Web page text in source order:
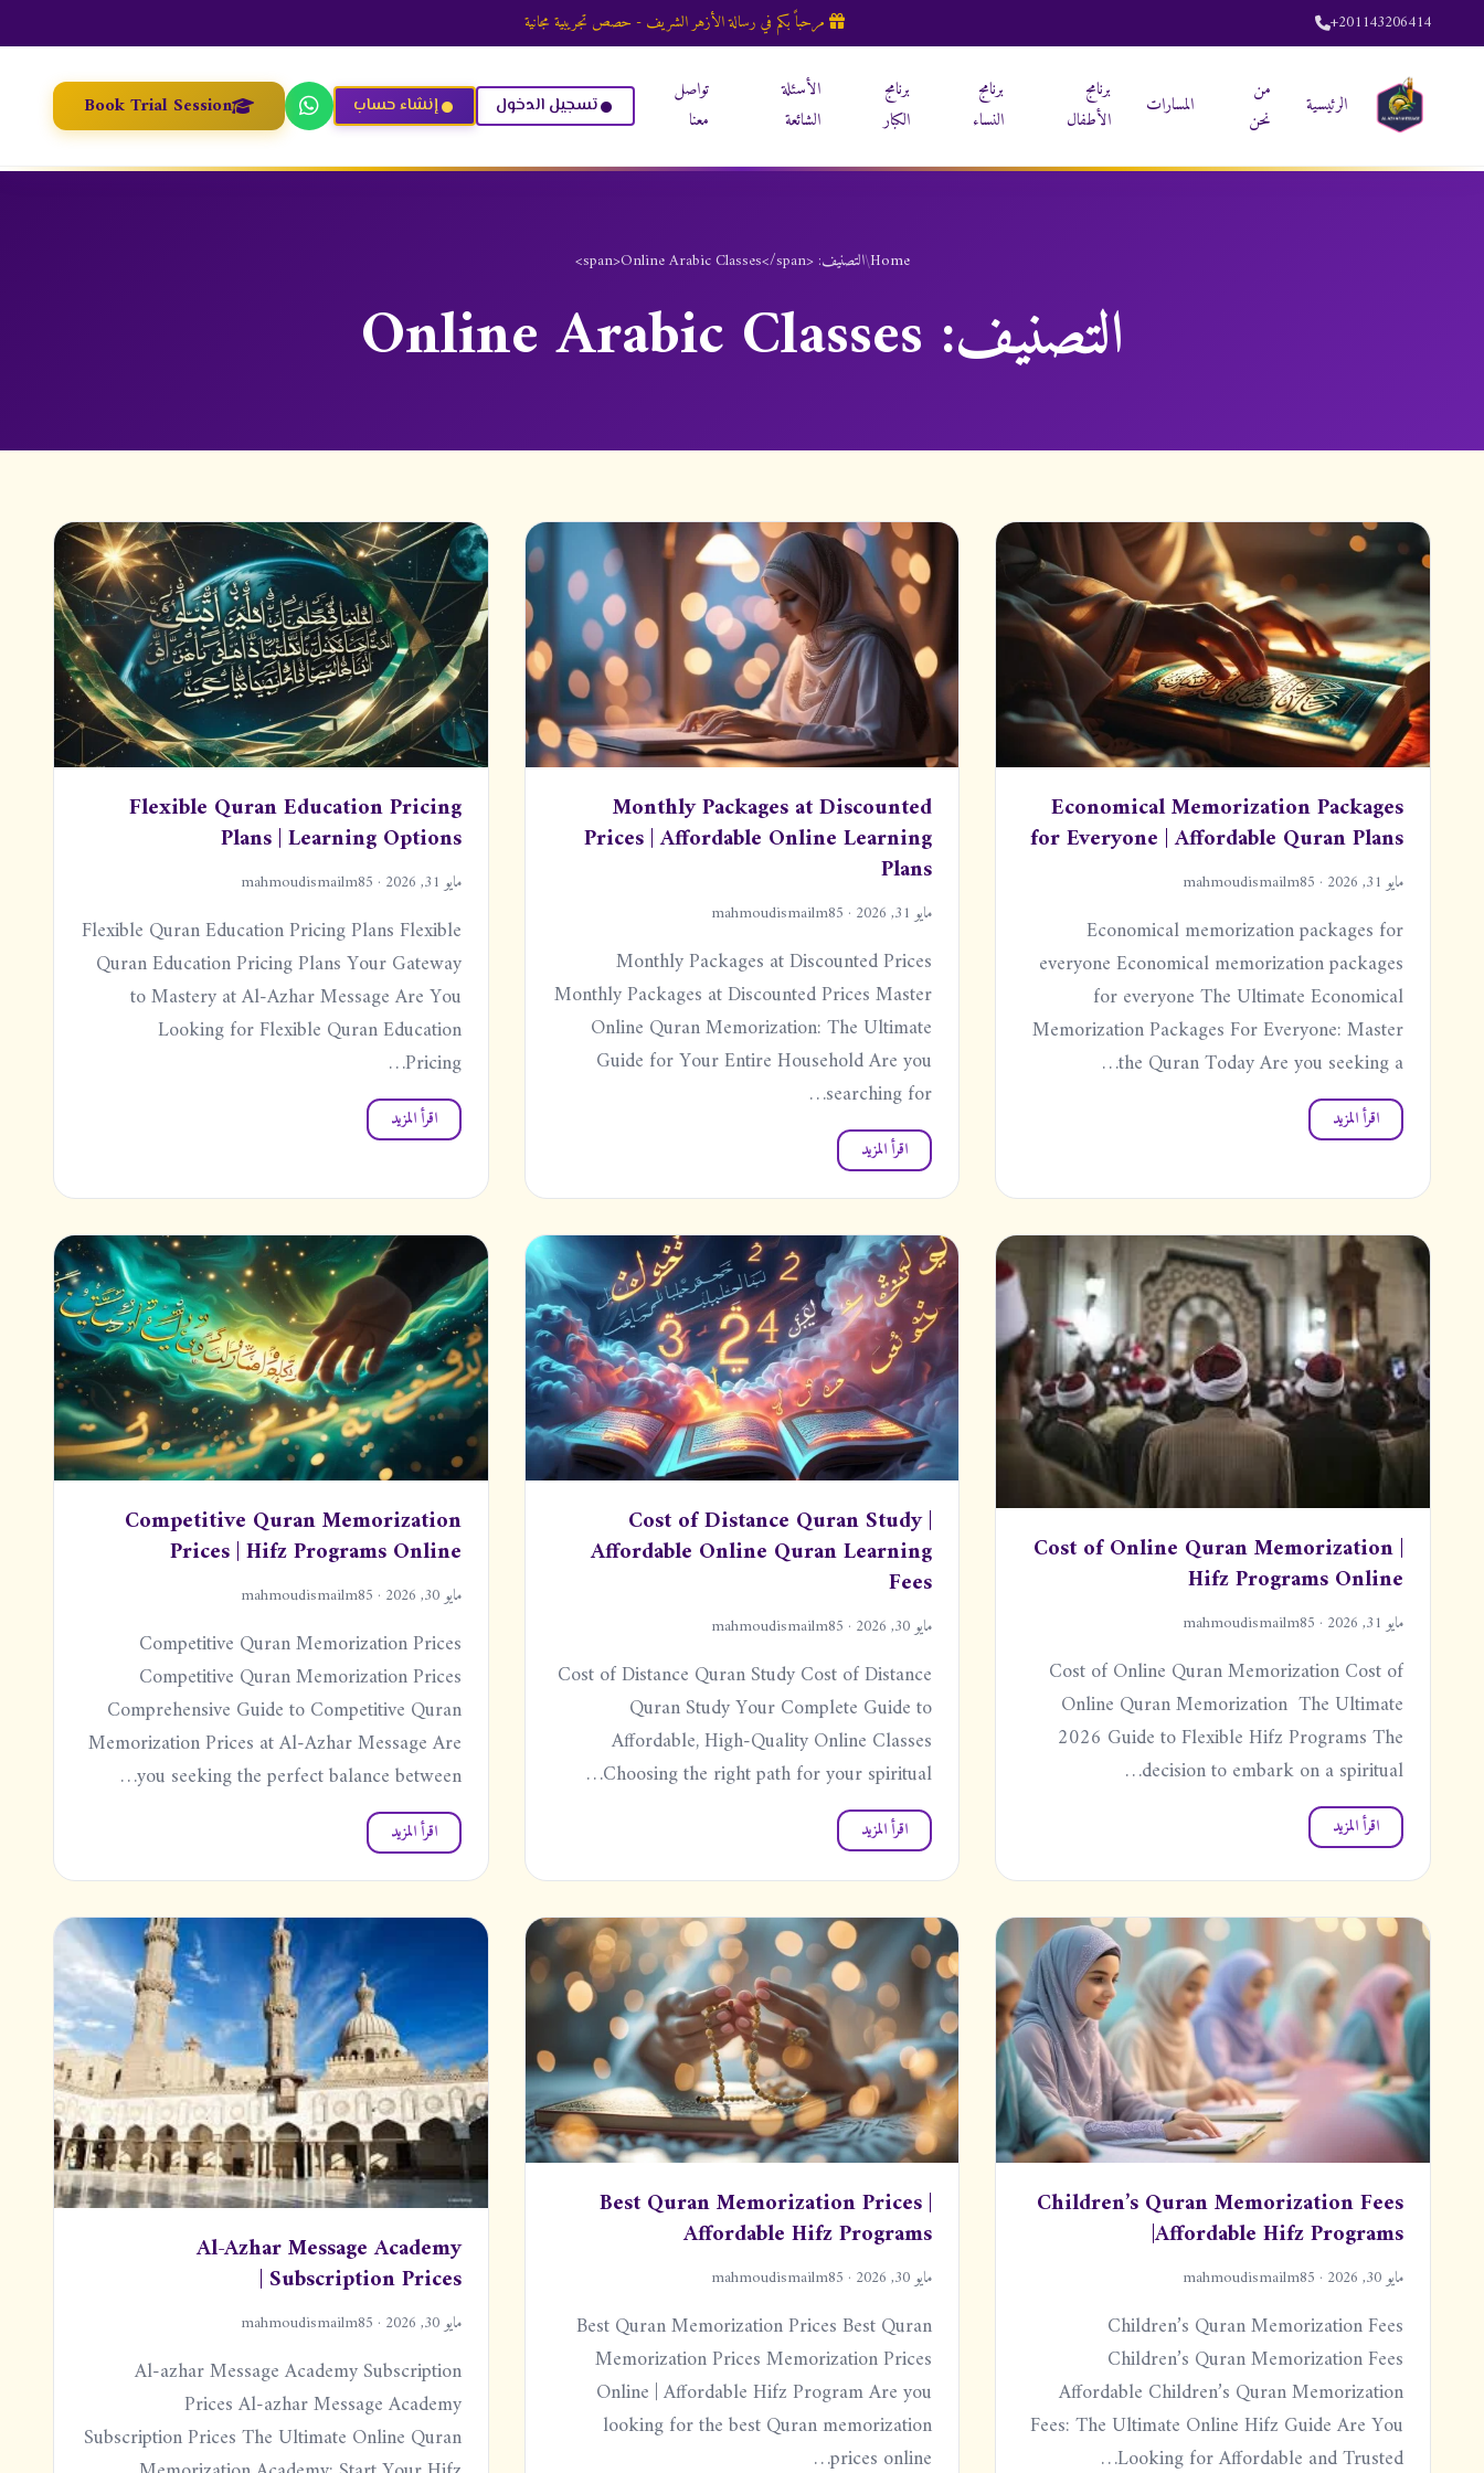
+201143206414 مرحباً بكم في رسالة الأزهر الشريف - حصص تجريبية مجانية
الرئيسية
من
نحن
المسارات
برنامج
الأطفال
برنامج
النساء
برنامج
الكبار
الأسئلة
الشائعة
تواصل
معنا
تسجيل الدخول إنشاء حساب Book Trial Session
الأسئلة
الشائعة
تواصل
Home
/التصنيف: <span>Online Arabic Classes</span>
التصنيف: Online Arabic Classes
Economical Memorization Packages
for Everyone | Affordable Quran Plans
مايو 31, 2026 · mahmoudismailm85
Economical memorization packages for
everyone Economical memorization packages
for everyone The Ultimate Economical
Memorization Packages For Everyone: Master
the Quran Today Are you seeking a…
اقرأ المزيد
Monthly Packages at Discounted
Prices | Affordable Online Learning
Plans
مايو 31, 2026 · mahmoudismailm85
Monthly Packages at Discounted Prices
Monthly Packages at Discounted Prices Master
Online Quran Memorization: The Ultimate
Guide for Your Entire Household Are you
searching for…
اقرأ المزيد
Flexible Quran Education Pricing
Plans | Learning Options
مايو 31, 2026 · mahmoudismailm85
Flexible Quran Education Pricing Plans Flexible
Quran Education Pricing Plans Your Gateway
to Mastery at Al-Azhar Message Are You
Looking for Flexible Quran Education
Pricing…
اقرأ المزيد
Cost of Online Quran Memorization |
Hifz Programs Online
مايو 31, 2026 · mahmoudismailm85
Cost of Online Quran Memorization Cost of
Online Quran Memorization The Ultimate
2026 Guide to Flexible Hifz Programs The
decision to embark on a spiritual…
اقرأ المزيد
Cost of Distance Quran Study |
Affordable Online Quran Learning
Fees
مايو 30, 2026 · mahmoudismailm85
Cost of Distance Quran Study Cost of Distance
Quran Study Your Complete Guide to
Affordable, High-Quality Online Classes
Choosing the right path for your spiritual…
اقرأ المزيد
Competitive Quran Memorization
Prices | Hifz Programs Online
مايو 30, 2026 · mahmoudismailm85
Competitive Quran Memorization Prices
Competitive Quran Memorization Prices
Comprehensive Guide to Competitive Quran
Memorization Prices at Al-Azhar Message Are
you seeking the perfect balance between…
اقرأ المزيد
Children’s Quran Memorization Fees
|Affordable Hifz Programs
مايو 30, 2026 · mahmoudismailm85
Children’s Quran Memorization Fees
Children’s Quran Memorization Fees
Affordable Children’s Quran Memorization
Fees: The Ultimate Online Hifz Guide Are You
Looking for Affordable and Trusted…
Best Quran Memorization Prices |
Affordable Hifz Programs
مايو 30, 2026 · mahmoudismailm85
Best Quran Memorization Prices Best Quran
Memorization Prices Memorization Prices
Online | Affordable Hifz Program Are you
looking for the best Quran memorization
prices online…
Al-Azhar Message Academy
Subscription Prices |
مايو 30, 2026 · mahmoudismailm85
Al-azhar Message Academy Subscription
Prices Al-azhar Message Academy
Subscription Prices The Ultimate Online Quran